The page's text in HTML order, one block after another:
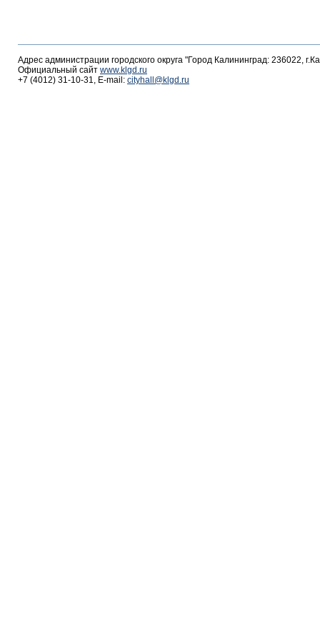
Адрес администрации городского округа "Город Калининград: 236022,
Официальный сайт www.klgd.ru
+7 (4012) 31-10-31, E-mail: cityhall@klgd.ru